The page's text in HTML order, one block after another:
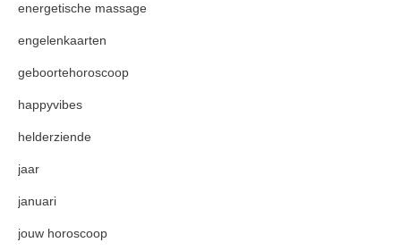
energetische massage
engelenkaarten
geboortehoroscoop
happyvibes
helderziende
jaar
januari
jouw horoscoop